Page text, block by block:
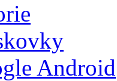
Android